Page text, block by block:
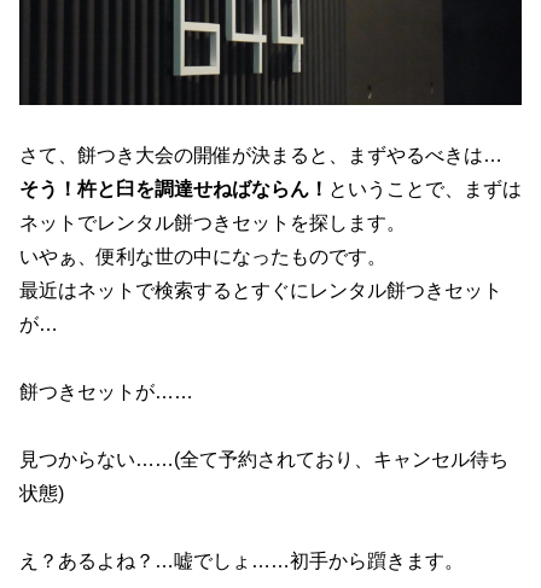
さて、餅つき大会の開催が決まると、まずやるべきは…
そう！杵と臼を調達せねばならん！ ということで、まずは
ネットでレンタル餅つきセットを探します。
いやぁ、便利な世の中になったものです。
最近はネットで検索するとすぐにレンタル餅つきセット
が…
餅つきセットが……
見つからない……(全て予約されており、キャンセル待ち
状態)
え？あるよね？…嘘でしょ……初手から躓きます。